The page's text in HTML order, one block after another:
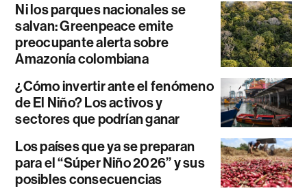
Ni los parques nacionales se
salvan: Greenpeace emite
preocupante alerta sobre
Amazonía colombiana
¿Cómo invertir ante el fenómeno
de El Niño? Los activos y
sectores que podrían ganar
Los países que ya se preparan
para el “Súper Niño 2026” y sus
posibles consecuencias